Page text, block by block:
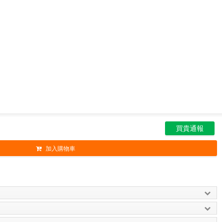
買貴通報
加入購物車